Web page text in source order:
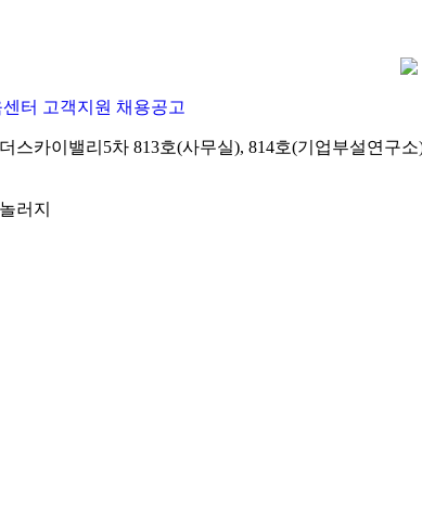
터 고객지원 채용공고
스카이밸리5차 813호(사무실), 814호(기업부설연구소
러지